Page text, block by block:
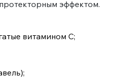
эффектом.
витамином C;